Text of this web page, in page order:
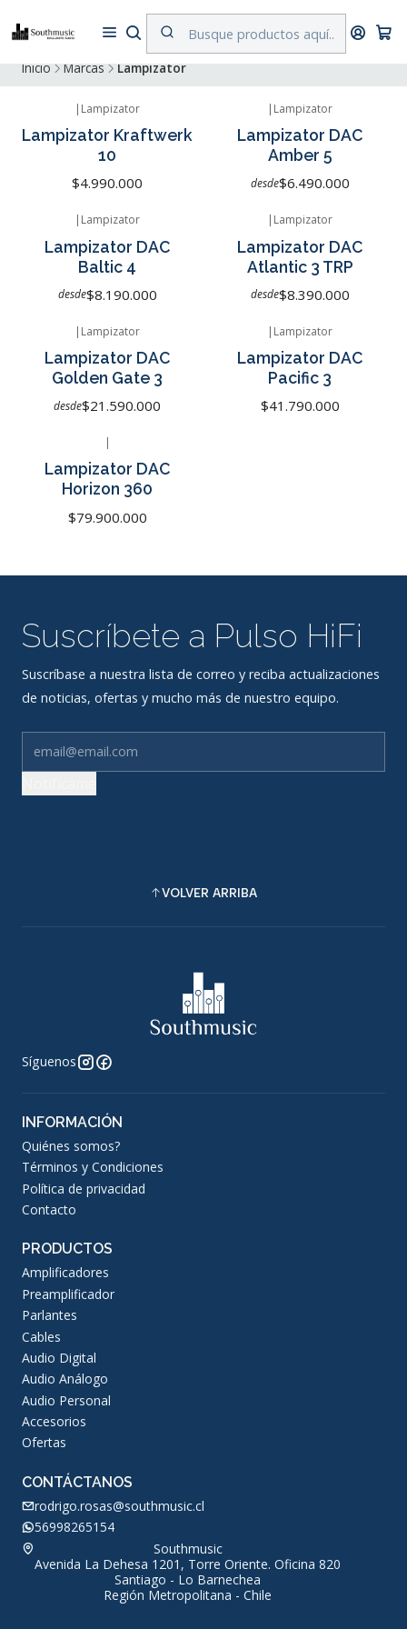
Despacho a todo Chile. Envíos gratuitos a Región Metropolitana por
compras superiores a $500.000
Inicio Marcas Lampizator
| Lampizator
Lampizator Kraftwerk
10
$4.990.000
| Lampizator
Lampizator DAC
Amber 5
desde$6.490.000
| Lampizator
Lampizator DAC
Baltic 4
desde$8.190.000
| Lampizator
Lampizator DAC
Atlantic 3 TRP
desde$8.390.000
| Lampizator
Lampizator DAC
Golden Gate 3
desde$21.590.000
| Lampizator
Lampizator DAC
Pacific 3
$41.790.000
|
Lampizator DAC
Horizon 360
$79.900.000
Suscríbete a Pulso HiFi
Suscríbase a nuestra lista de correo y reciba actualizaciones
de noticias, ofertas y mucho más de nuestro equipo.
VOLVER ARRIBA
Síguenos
INFORMACIÓN
Quiénes somos?
Términos y Condiciones
Política de privacidad
Contacto
PRODUCTOS
Amplificadores
Preamplificador
Parlantes
Cables
Audio Digital
Audio Análogo
Audio Personal
Accesorios
Ofertas
CONTÁCTANOS
rodrigo.rosas@southmusic.cl
56998265154
Southmusic
Avenida La Dehesa 1201, Torre Oriente. Oficina 820
Santiago - Lo Barnechea
Región Metropolitana - Chile